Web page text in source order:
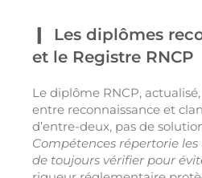
Les diplômes
et le Registre RNCP
Le diplôme RNCP,
entre reconnaissance et
d’entre-deux, pas de
Compétences répertorie
de toujours vérifier pour